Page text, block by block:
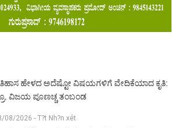
ಹೇಳದ ಅದೆಷ್ಟೋ ವಿಷಯಗಳಿಗೆ ವೇದಿಕೆಯಾದ ಕೃತಿ:
ವಿಜಯ ಪೂಣಚ್ಚ ತಂಬಂಡ
08/2026 - T?t Nh?n xét